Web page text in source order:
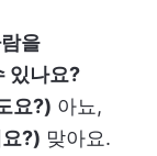
을
있나요?
요?) 아뇨,
?) 맞아요.